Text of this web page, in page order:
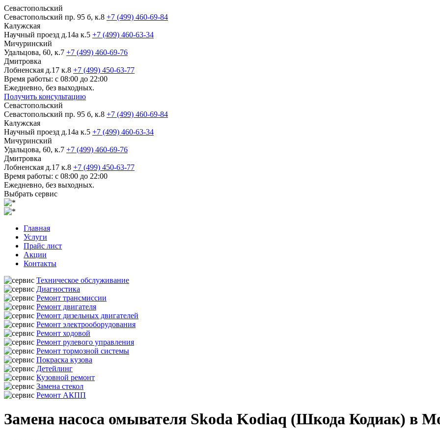
Севастопольский
Севастопольский пр. 95 б, к.8 +7 (499) 460-69-84
Калужская
Научный проезд д.14а к.5 +7 (499) 460-63-34
Мичуринский
Удальцова, 60, к.7 +7 (499) 460-69-76
Дмитровка
Лобненская д.17 к.8 +7 (499) 450-63-77
Время работы: с 08:00 до 22:00
Ежедневно, без выходных.
Получить консультацию
Севастопольский
Севастопольский пр. 95 б, к.8 +7 (499) 460-69-84
Калужская
Научный проезд д.14а к.5 +7 (499) 460-63-34
Мичуринский
Удальцова, 60, к.7 +7 (499) 460-69-76
Дмитровка
Лобненская д.17 к.8 +7 (499) 450-63-77
Время работы: с 08:00 до 22:00
Ежедневно, без выходных.
Выбрать сервис
Главная
Услуги
Прайс лист
Акции
Контакты
Техническое обслуживание
Диагностика
Ремонт трансмиссии
Ремонт двигателя
Ремонт дизельных двигателей
Ремонт электрооборудования
Ремонт ходовой
Ремонт рулевого управления
Ремонт тормозной системы
Покраска кузова
Детейлинг
Кузовной ремонт
Замена стекол
Ремонт АКПП
Замена насоса омывателя Skoda Kodiaq (Шкода Кодиак) в